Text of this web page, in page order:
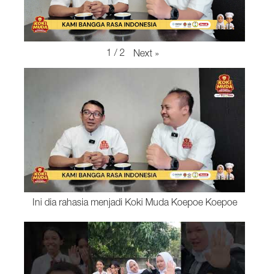
1 / 2 Next »
Ini dia rahasia menjadi Koki Muda Koepoe Koepoe